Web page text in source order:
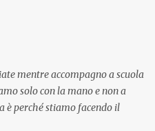
mentre accompagno a scuola
solo con la mano e non a
è perché stiamo facendo il